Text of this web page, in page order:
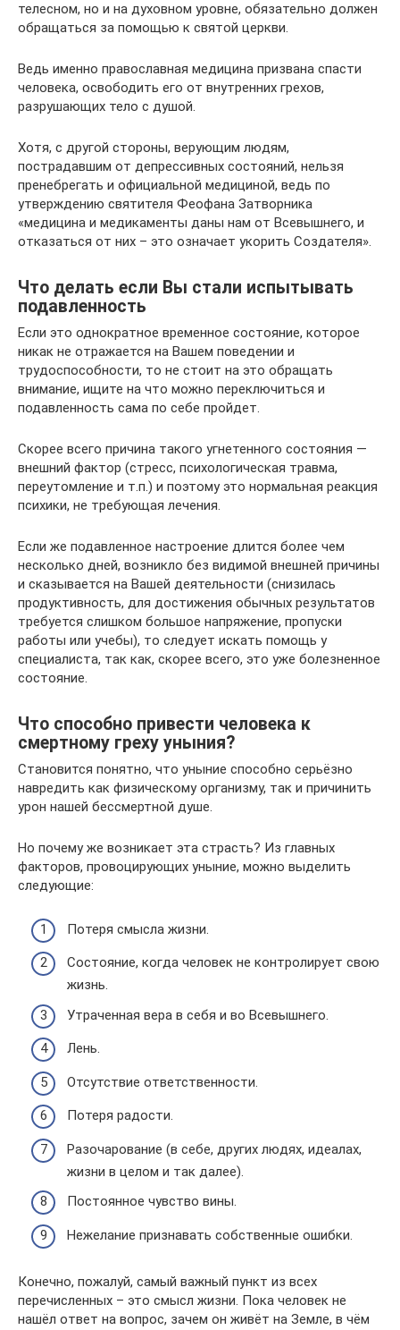
телесном, но и на духовном уровне, обязательно должен
обращаться за помощью к святой церкви.
Ведь именно православная медицина призвана спасти
человека, освободить его от внутренних грехов,
разрушающих тело с душой.
Хотя, с другой стороны, верующим людям,
пострадавшим от депрессивных состояний, нельзя
пренебрегать и официальной медициной, ведь по
утверждению святителя Феофана Затворника
«медицина и медикаменты даны нам от Всевышнего, и
отказаться от них – это означает укорить Создателя».
Что делать если Вы стали испытывать
подавленность
Если это однократное временное состояние, которое
никак не отражается на Вашем поведении и
трудоспособности, то не стоит на это обращать
внимание, ищите на что можно переключиться и
подавленность сама по себе пройдет.
Скорее всего причина такого угнетенного состояния —
внешний фактор (стресс, психологическая травма,
переутомление и т.п.) и поэтому это нормальная реакция
психики, не требующая лечения.
Если же подавленное настроение длится более чем
несколько дней, возникло без видимой внешней причины
и сказывается на Вашей деятельности (снизилась
продуктивность, для достижения обычных результатов
требуется слишком большое напряжение, пропуски
работы или учебы), то следует искать помощь у
специалиста, так как, скорее всего, это уже болезненное
состояние.
Что способно привести человека к
смертному греху уныния?
Становится понятно, что уныние способно серьёзно
навредить как физическому организму, так и причинить
урон нашей бессмертной душе.
Но почему же возникает эта страсть? Из главных
факторов, провоцирующих уныние, можно выделить
следующие:
Потеря смысла жизни.
Состояние, когда человек не контролирует свою
жизнь.
Утраченная вера в себя и во Всевышнего.
Лень.
Отсутствие ответственности.
Потеря радости.
Разочарование (в себе, других людях, идеалах,
жизни в целом и так далее).
Постоянное чувство вины.
Нежелание признавать собственные ошибки.
Конечно, пожалуй, самый важный пункт из всех
перечисленных – это смысл жизни. Пока человек не
нашёл ответ на вопрос, зачем он живёт на Земле, в чём